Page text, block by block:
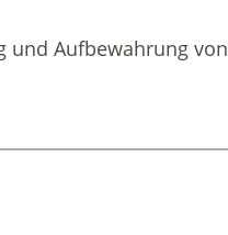
und Aufbewahrung von